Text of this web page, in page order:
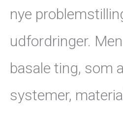
nye
udfordringer.
basale ting, som
systemer,